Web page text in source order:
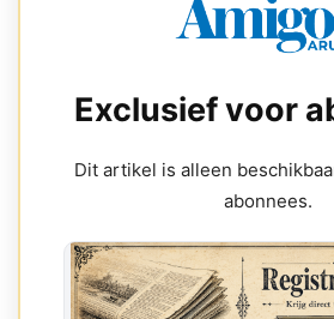
Exclusief voor
Dit artikel is alleen
abonnees.